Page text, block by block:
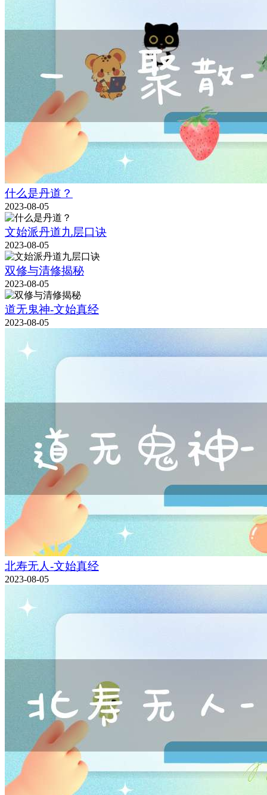
什么是丹道？
2023-08-05
文始派丹道九层口诀
2023-08-05
双修与清修揭秘
2023-08-05
道无鬼神-文始真经
2023-08-05
北寿无人-文始真经
2023-08-05